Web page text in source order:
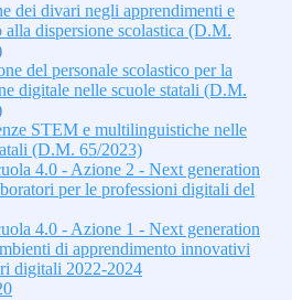
dei divari negli apprendimenti e
alla dispersione scolastica (D.M.
del personale scolastico per la
digitale nelle scuole statali (D.M.
STEM e multilinguistiche nelle
(D.M. 65/2023)
4.0 - Azione 2 - Next generation
per le professioni digitali del
4.0 - Azione 1 - Next generation
di apprendimento innovativi
digitali 2022-2024